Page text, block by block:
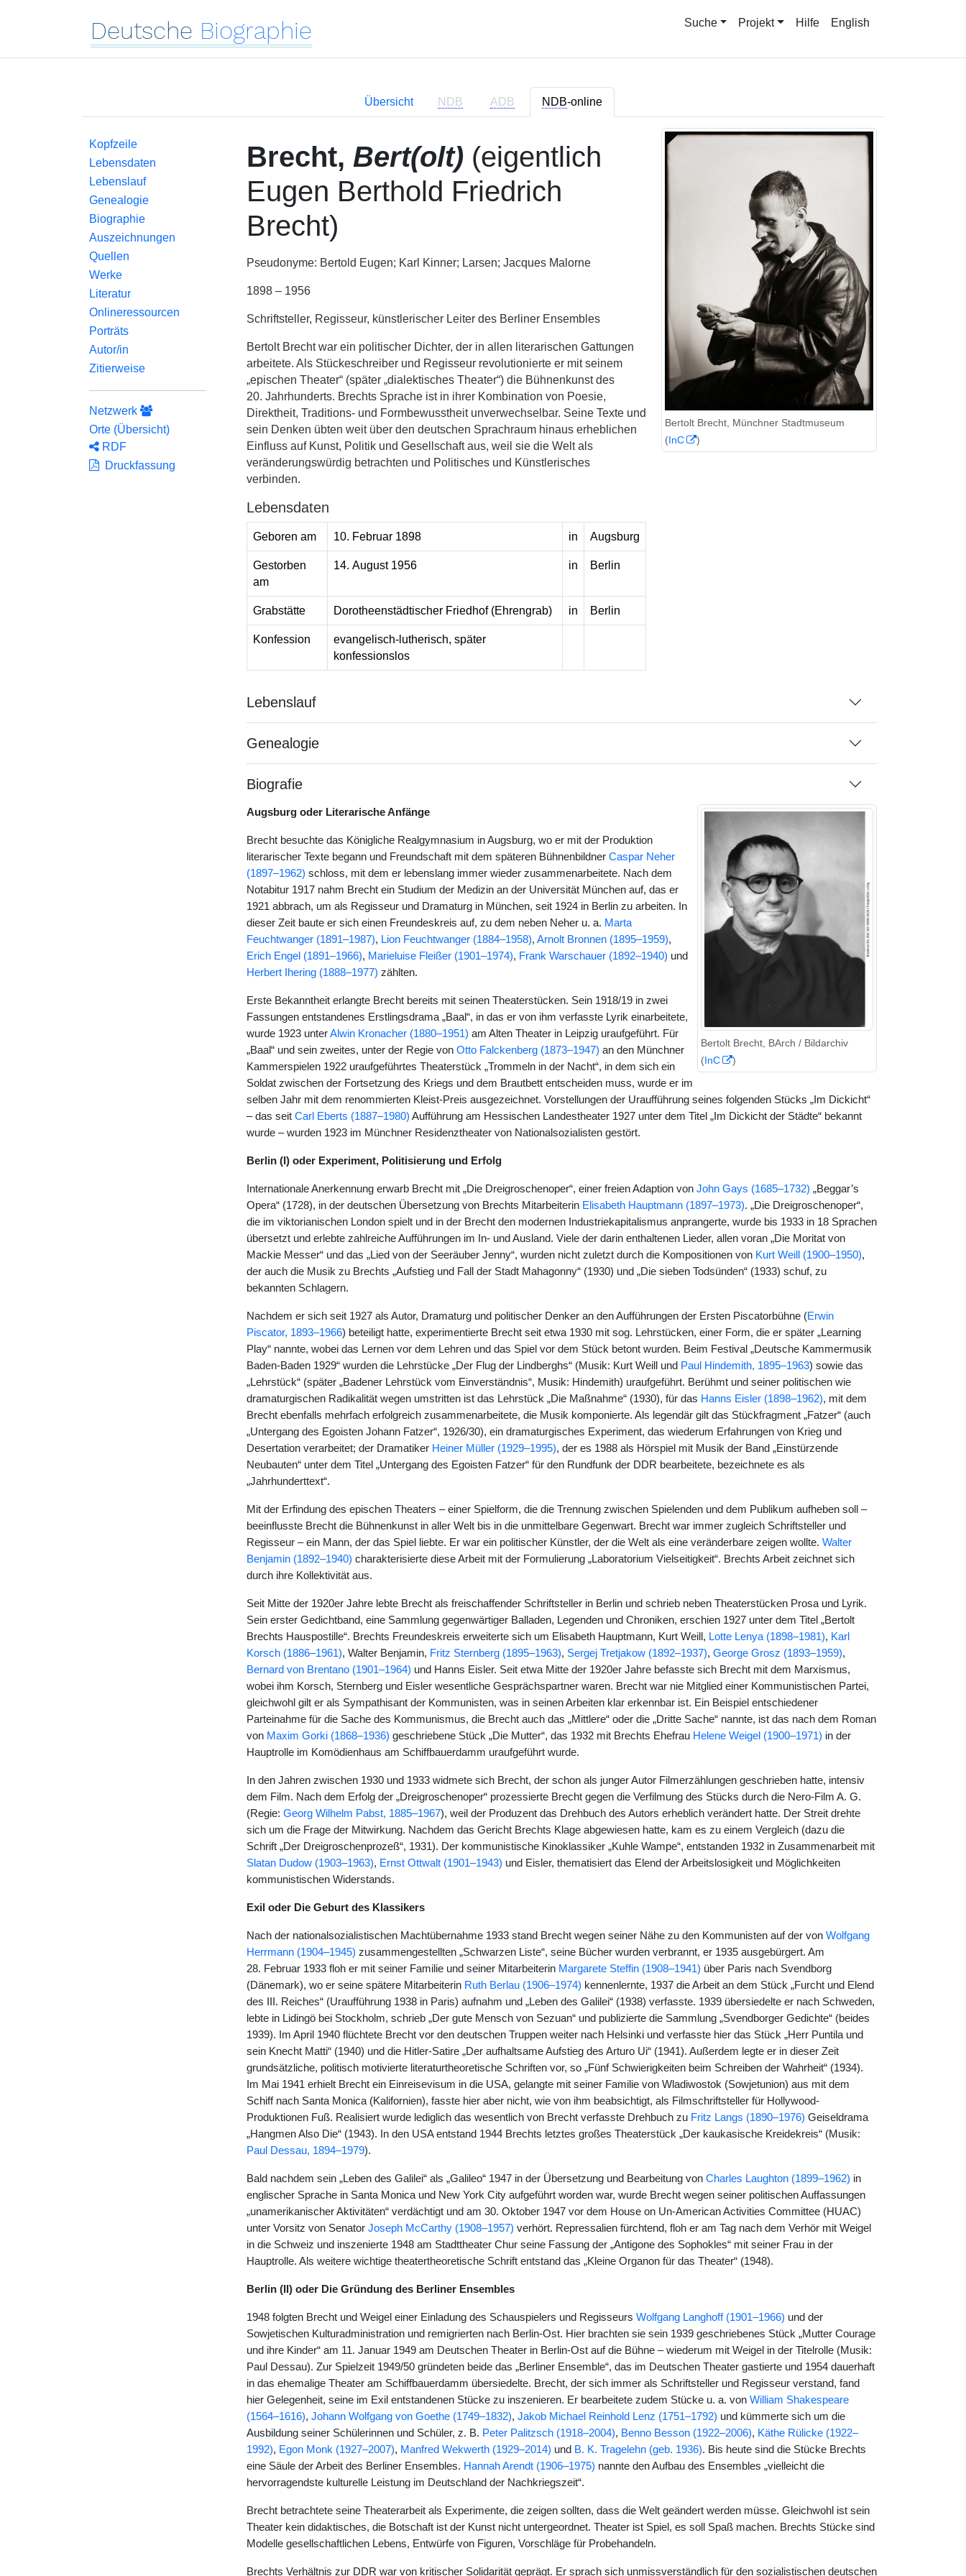
Deutsche Biographie Suche Projekt Hilfe English
Übersicht NDB ADB NDB-online
Kopfzeile
Lebensdaten
Lebenslauf
Genealogie
Biographie
Auszeichnungen
Quellen
Werke
Literatur
Onlineressourcen
Porträts
Autor/in
Zitierweise
Netzwerk
Orte (Übersicht)
RDF
Druckfassung
Brecht, Bert(olt) (eigentlich
Eugen Berthold Friedrich
Brecht)
Pseudonyme: Bertold Eugen; Karl Kinner; Larsen; Jacques Malorne
1898 – 1956
Schriftsteller, Regisseur, künstlerischer Leiter des Berliner Ensembles
Bertolt Brecht war ein politischer Dichter, der in allen literarischen Gattungen
arbeitete. Als Stückeschreiber und Regisseur revolutionierte er mit seinem
„epischen Theater“ (später „dialektisches Theater“) die Bühnenkunst des
20. Jahrhunderts. Brechts Sprache ist in ihrer Kombination von Poesie,
Direktheit, Traditions- und Formbewusstheit unverwechselbar. Seine Texte und
sein Denken übten weit über den deutschen Sprachraum hinaus erheblichen
Einfluss auf Kunst, Politik und Gesellschaft aus, weil sie die Welt als
veränderungswürdig betrachten und Politisches und Künstlerisches
verbinden.
Lebensdaten
Geboren am 10. Februar 1898 in Augsburg
Gestorben
am
14. August 1956 in Berlin
Grabstätte Dorotheenstädtischer Friedhof (Ehrengrab) in Berlin
Konfession
evangelisch-lutherisch, später
konfessionslos
Bertolt Brecht, Münchner Stadtmuseum
(InC )
Lebenslauf
Genealogie
Biografie
Bertolt Brecht, BArch / Bildarchiv
(InC )
Augsburg oder Literarische Anfänge
Brecht besuchte das Königliche Realgymnasium in Augsburg, wo er mit der Produktion
literarischer Texte begann und Freundschaft mit dem späteren Bühnenbildner Caspar Neher
(1897–1962) schloss, mit dem er lebenslang immer wieder zusammenarbeitete. Nach dem
Notabitur 1917 nahm Brecht ein Studium der Medizin an der Universität München auf, das er
1921 abbrach, um als Regisseur und Dramaturg in München, seit 1924 in Berlin zu arbeiten. In
dieser Zeit baute er sich einen Freundeskreis auf, zu dem neben Neher u. a. Marta
Feuchtwanger (1891–1987), Lion Feuchtwanger (1884–1958), Arnolt Bronnen (1895–1959),
Erich Engel (1891–1966), Marieluise Fleißer (1901–1974), Frank Warschauer (1892–1940) und
Herbert Ihering (1888–1977) zählten.
Erste Bekanntheit erlangte Brecht bereits mit seinen Theaterstücken. Sein 1918/19 in zwei
Fassungen entstandenes Erstlingsdrama „Baal“, in das er von ihm verfasste Lyrik einarbeitete,
wurde 1923 unterAlwin Kronacher (1880–1951) am Alten Theater in Leipzig uraufgeführt. Für
„Baal“ und sein zweites, unter der Regie von Otto Falckenberg (1873–1947) an den Münchner
Kammerspielen 1922 uraufgeführtes Theaterstück „Trommeln in der Nacht“, in dem sich ein
Soldat zwischen der Fortsetzung des Kriegs und dem Brautbett entscheiden muss, wurde er im
selben Jahr mit dem renommierten Kleist-Preis ausgezeichnet. Vorstellungen der Uraufführung seines folgenden Stücks „Im Dickicht“
– das seit Carl Eberts (1887–1980) Aufführung am Hessischen Landestheater 1927 unter dem Titel „Im Dickicht der Städte“ bekannt
wurde – wurden 1923 im Münchner Residenztheater von Nationalsozialisten gestört.
Berlin (I) oder Experiment, Politisierung und Erfolg
Internationale Anerkennung erwarb Brecht mit „Die Dreigroschenoper“, einer freien Adaption von John Gays (1685–1732) „Beggar’s
Opera“ (1728), in der deutschen Übersetzung von Brechts Mitarbeiterin Elisabeth Hauptmann (1897–1973). „Die Dreigroschenoper“,
die im viktorianischen London spielt und in der Brecht den modernen Industriekapitalismus anprangerte, wurde bis 1933 in 18 Sprachen
übersetzt und erlebte zahlreiche Aufführungen im In- und Ausland. Viele der darin enthaltenen Lieder, allen voran „Die Moritat von
Mackie Messer“ und das „Lied von der Seeräuber Jenny“, wurden nicht zuletzt durch die Kompositionen von Kurt Weill (1900–1950),
der auch die Musik zu Brechts „Aufstieg und Fall der Stadt Mahagonny“ (1930) und „Die sieben Todsünden“ (1933) schuf, zu
bekannten Schlagern.
Nachdem er sich seit 1927 als Autor, Dramaturg und politischer Denker an den Aufführungen der Ersten Piscatorbühne (Erwin
Piscator, 1893–1966) beteiligt hatte, experimentierte Brecht seit etwa 1930 mit sog. Lehrstücken, einer Form, die er später „Learning
Play“ nannte, wobei das Lernen vor dem Lehren und das Spiel vor dem Stück betont wurden. Beim Festival „Deutsche Kammermusik
Baden-Baden 1929“ wurden die Lehrstücke „Der Flug der Lindberghs“ (Musik: Kurt Weill und Paul Hindemith, 1895–1963) sowie das
„Lehrstück“ (später „Badener Lehrstück vom Einverständnis“, Musik: Hindemith) uraufgeführt. Berühmt und seiner politischen wie
dramaturgischen Radikalität wegen umstritten ist das Lehrstück „Die Maßnahme“ (1930), für das Hanns Eisler (1898–1962), mit dem
Brecht ebenfalls mehrfach erfolgreich zusammenarbeitete, die Musik komponierte. Als legendär gilt das Stückfragment „Fatzer“ (auch
„Untergang des Egoisten Johann Fatzer“, 1926/30), ein dramaturgisches Experiment, das wiederum Erfahrungen von Krieg und
Desertation verarbeitet; der Dramatiker Heiner Müller (1929–1995), der es 1988 als Hörspiel mit Musik der Band „Einstürzende
Neubauten“ unter dem Titel „Untergang des Egoisten Fatzer“ für den Rundfunk der DDR bearbeitete, bezeichnete es als
„Jahrhunderttext“.
Mit der Erfindung des epischen Theaters – einer Spielform, die die Trennung zwischen Spielenden und dem Publikum aufheben soll –
beeinflusste Brecht die Bühnenkunst in aller Welt bis in die unmittelbare Gegenwart. Brecht war immer zugleich Schriftsteller und
Regisseur – ein Mann, der das Spiel liebte. Er war ein politischer Künstler, der die Welt als eine veränderbare zeigen wollte. Walter
Benjamin (1892–1940) charakterisierte diese Arbeit mit der Formulierung „Laboratorium Vielseitigkeit“. Brechts Arbeit zeichnet sich
durch ihre Kollektivität aus.
Seit Mitte der 1920er Jahre lebte Brecht als freischaffender Schriftsteller in Berlin und schrieb neben Theaterstücken Prosa und Lyrik.
Sein erster Gedichtband, eine Sammlung gegenwärtiger Balladen, Legenden und Chroniken, erschien 1927 unter dem Titel „Bertolt
Brechts Hauspostille“. Brechts Freundeskreis erweiterte sich um Elisabeth Hauptmann, Kurt Weill, Lotte Lenya (1898–1981), Karl
Korsch (1886–1961), Walter Benjamin, Fritz Sternberg (1895–1963), Sergej Tretjakow (1892–1937), George Grosz (1893–1959),
Bernard von Brentano (1901–1964) und Hanns Eisler. Seit etwa Mitte der 1920er Jahre befasste sich Brecht mit dem Marxismus,
wobei ihm Korsch, Sternberg und Eisler wesentliche Gesprächspartner waren. Brecht war nie Mitglied einer Kommunistischen Partei,
gleichwohl gilt er als Sympathisant der Kommunisten, was in seinen Arbeiten klar erkennbar ist. Ein Beispiel entschiedener
Parteinahme für die Sache des Kommunismus, die Brecht auch das „Mittlere“ oder die „Dritte Sache“ nannte, ist das nach dem Roman
von Maxim Gorki (1868–1936) geschriebene Stück „Die Mutter“, das 1932 mit Brechts Ehefrau Helene Weigel (1900–1971) in der
Hauptrolle im Komödienhaus am Schiffbauerdamm uraufgeführt wurde.
In den Jahren zwischen 1930 und 1933 widmete sich Brecht, der schon als junger Autor Filmerzählungen geschrieben hatte, intensiv
dem Film. Nach dem Erfolg der „Dreigroschenoper“ prozessierte Brecht gegen die Verfilmung des Stücks durch die Nero-Film A. G.
(Regie: Georg Wilhelm Pabst, 1885–1967), weil der Produzent das Drehbuch des Autors erheblich verändert hatte. Der Streit drehte
sich um die Frage der Mitwirkung. Nachdem das Gericht Brechts Klage abgewiesen hatte, kam es zu einem Vergleich (dazu die
Schrift „Der Dreigroschenprozeß“, 1931). Der kommunistische Kinoklassiker „Kuhle Wampe“, entstanden 1932 in Zusammenarbeit mit
Slatan Dudow (1903–1963), Ernst Ottwalt (1901–1943) und Eisler, thematisiert das Elend der Arbeitslosigkeit und Möglichkeiten
kommunistischen Widerstands.
Exil oder Die Geburt des Klassikers
Nach der nationalsozialistischen Machtübernahme 1933 stand Brecht wegen seiner Nähe zu den Kommunisten auf der von Wolfgang
Herrmann (1904–1945) zusammengestellten „Schwarzen Liste“, seine Bücher wurden verbrannt, er 1935 ausgebürgert. Am
28. Februar 1933 floh er mit seiner Familie und seiner Mitarbeiterin Margarete Steffin (1908–1941) über Paris nach Svendborg
(Dänemark), wo er seine spätere Mitarbeiterin Ruth Berlau (1906–1974) kennenlernte, 1937 die Arbeit an dem Stück „Furcht und Elend
des III. Reiches“ (Uraufführung 1938 in Paris) aufnahm und „Leben des Galilei“ (1938) verfasste. 1939 übersiedelte er nach Schweden,
lebte in Lidingö bei Stockholm, schrieb „Der gute Mensch von Sezuan“ und publizierte die Sammlung „Svendborger Gedichte“ (beides
1939). Im April 1940 flüchtete Brecht vor den deutschen Truppen weiter nach Helsinki und verfasste hier das Stück „Herr Puntila und
sein Knecht Matti“ (1940) und die Hitler-Satire „Der aufhaltsame Aufstieg des Arturo Ui“ (1941). Außerdem legte er in dieser Zeit
grundsätzliche, politisch motivierte literaturtheoretische Schriften vor, so „Fünf Schwierigkeiten beim Schreiben der Wahrheit“ (1934).
Im Mai 1941 erhielt Brecht ein Einreisevisum in die USA, gelangte mit seiner Familie von Wladiwostok (Sowjetunion) aus mit dem
Schiff nach Santa Monica (Kalifornien), fasste hier aber nicht, wie von ihm beabsichtigt, als Filmschriftsteller für Hollywood-
Produktionen Fuß. Realisiert wurde lediglich das wesentlich von Brecht verfasste Drehbuch zu Fritz Langs (1890–1976) Geiseldrama
„Hangmen Also Die“ (1943). In den USA entstand 1944 Brechts letztes großes Theaterstück „Der kaukasische Kreidekreis“ (Musik:
Paul Dessau, 1894–1979).
Bald nachdem sein „Leben des Galilei“ als „Galileo“ 1947 in der Übersetzung und Bearbeitung von Charles Laughton (1899–1962) in
englischer Sprache in Santa Monica und New York City aufgeführt worden war, wurde Brecht wegen seiner politischen Auffassungen
„unamerikanischer Aktivitäten“ verdächtigt und am 30. Oktober 1947 vor dem House on Un-American Activities Committee (HUAC)
unter Vorsitz von Senator Joseph McCarthy (1908–1957) verhört. Repressalien fürchtend, floh er am Tag nach dem Verhör mit Weigel
in die Schweiz und inszenierte 1948 am Stadttheater Chur seine Fassung der „Antigone des Sophokles“ mit seiner Frau in der
Hauptrolle. Als weitere wichtige theatertheoretische Schrift entstand das „Kleine Organon für das Theater“ (1948).
Berlin (II) oder Die Gründung des Berliner Ensembles
1948 folgten Brecht und Weigel einer Einladung des Schauspielers und Regisseurs Wolfgang Langhoff (1901–1966) und der
Sowjetischen Kulturadministration und remigrierten nach Berlin-Ost. Hier brachten sie sein 1939 geschriebenes Stück „Mutter Courage
und ihre Kinder“ am 11. Januar 1949 am Deutschen Theater in Berlin-Ost auf die Bühne – wiederum mit Weigel in der Titelrolle (Musik:
Paul Dessau). Zur Spielzeit 1949/50 gründeten beide das „Berliner Ensemble“, das im Deutschen Theater gastierte und 1954 dauerhaft
in das ehemalige Theater am Schiffbauerdamm übersiedelte. Brecht, der sich immer als Schriftsteller und Regisseur verstand, fand
hier Gelegenheit, seine im Exil entstandenen Stücke zu inszenieren. Er bearbeitete zudem Stücke u. a. von William Shakespeare
(1564–1616), Johann Wolfgang von Goethe (1749–1832), Jakob Michael Reinhold Lenz (1751–1792) und kümmerte sich um die
Ausbildung seiner Schülerinnen und Schüler, z. B. Peter Palitzsch (1918–2004), Benno Besson (1922–2006), Käthe Rülicke (1922–
1992), Egon Monk (1927–2007), Manfred Wekwerth (1929–2014) und B. K. Tragelehn (geb. 1936). Bis heute sind die Stücke Brechts
eine Säule der Arbeit des Berliner Ensembles. Hannah Arendt (1906–1975) nannte den Aufbau des Ensembles „vielleicht die
hervorragendste kulturelle Leistung im Deutschland der Nachkriegszeit“.
Brecht betrachtete seine Theaterarbeit als Experimente, die zeigen sollten, dass die Welt geändert werden müsse. Gleichwohl ist sein
Theater kein didaktisches, die Botschaft ist der Kunst nicht untergeordnet. Theater ist Spiel, es soll Spaß machen. Brechts Stücke sind
Modelle gesellschaftlichen Lebens, Entwürfe von Figuren, Vorschläge für Probehandeln.
Brechts Verhältnis zur DDR war von kritischer Solidarität geprägt. Er sprach sich unmissverständlich für den sozialistischen deutschen